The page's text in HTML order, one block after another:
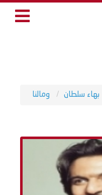
بهاء سلطان ومالنا